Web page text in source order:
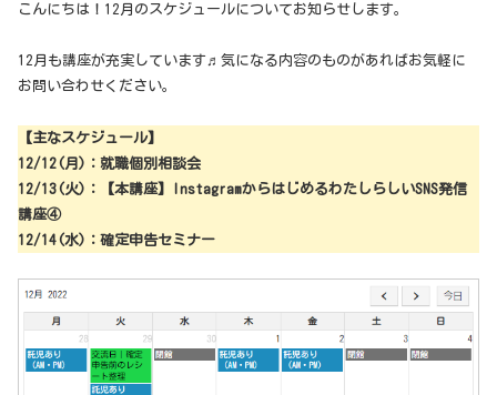
こんにちは！12月のスケジュールについてお知らせします。
12月も講座が充実しています♬気になる内容のものがあればお気軽に
お問い合わせください。
【主なスケジュール】
12/12(月)： 就職個別相談会
12/13(火)：【本講座】InstagramからはじめるわたしらしいSNS発信
講座④
12/14(水)：確定申告セミナー